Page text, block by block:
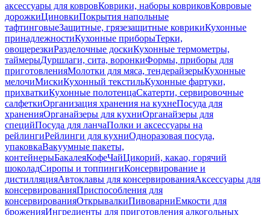
аксессуары для ковровКоврики, наборы ковриковКовровые
дорожкиЦиновкиПокрытия напольные
тафтинговыеЗащитные, грязезащитные коврикиКухонные
принадлежностиКухонные приборыТерки,
овощерезкиРазделочные доскиКухонные термометры,
таймерыДуршлаги, сита, воронкиФормы, приборы для
приготовленияМолотки для мяса, тендерайзерыКухонные
мелочиМискиКухонный текстильКухонные фартуки,
прихваткиКухонные полотенцаСкатерти, сервировочные
салфеткиОрганизация хранения на кухнеПосуда для
храненияОрганайзеры для кухниОрганайзеры для
специйПосуда для ланчаПолки и аксессуары на
рейлингиРейлинги для кухниОдноразовая посуда,
упаковкаВакуумные пакеты,
контейнерыБакалеяКофеЧайЦикорий, какао, горячий
шоколадСиропы и топпингиКонсервирование и
дистилляцияАвтоклавы для консервированияАксессуары для
консервированияПриспособления для
консервированияОткрывалкиПивоварниЕмкости для
броженияИнгредиенты для приготовления алкогольных